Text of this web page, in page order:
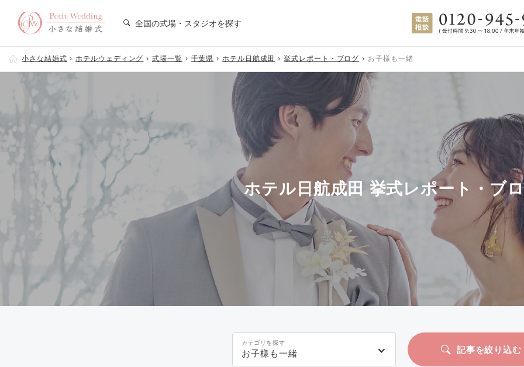
全国の式場・スタジオを探す
小さな結婚式 ホテルウェディング 式場一覧 千葉県 ホテル日航成田 挙式レポート・ブログ お子様も一緒
ホテル日航成田 挙式レポート・ブ
カテゴリを探す
お子様も一緒 記事を絞り込む